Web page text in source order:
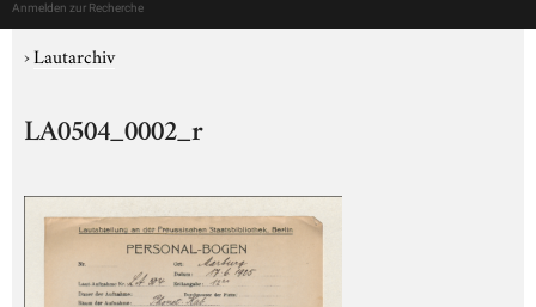
Anmelden zur Recherche
›Lautarchiv
LA0504_0002_r